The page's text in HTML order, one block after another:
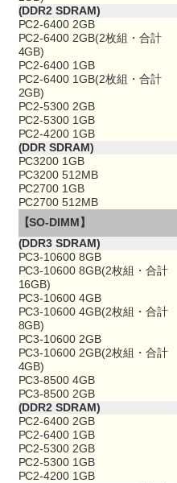
(DDR2 SDRAM)
PC2-6400 2GB
PC2-6400 2GB(2枚組・合計
4GB)
PC2-6400 1GB
PC2-6400 1GB(2枚組・合計
2GB)
PC2-5300 2GB
PC2-5300 1GB
PC2-4200 1GB
(DDR SDRAM)
PC3200 1GB
PC3200 512MB
PC2700 1GB
PC2700 512MB
【SO-DIMM】
(DDR3 SDRAM)
PC3-10600 8GB
PC3-10600 8GB(2枚組・合計
16GB)
PC3-10600 4GB
PC3-10600 4GB(2枚組・合計
8GB)
PC3-10600 2GB
PC3-10600 2GB(2枚組・合計
4GB)
PC3-8500 4GB
PC3-8500 2GB
(DDR2 SDRAM)
PC2-6400 2GB
PC2-6400 1GB
PC2-5300 2GB
PC2-5300 1GB
PC2-4200 1GB